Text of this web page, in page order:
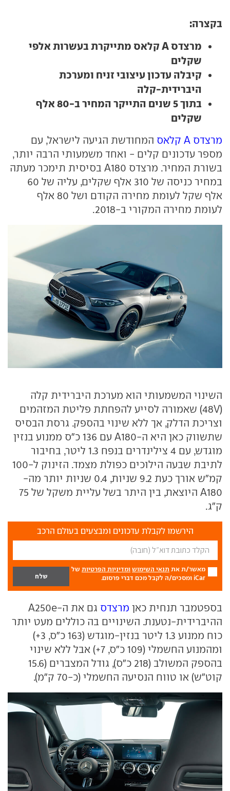
בקצרה:
מרצדס A קלאס מתייקרת בעשרות אלפי
שקלים
קיבלה עדכון עיצובי זניח ומערכת
היברידית-קלה
בתוך 5 שנים התייקר המחיר ב-80 אלף
שקלים
מרצדס A קלאס
המחודשת הגיעה לישראל, עם
מספר עדכונים קלים - ואחד משמעותי הרבה יותר,
בשורת המחיר. מרצדס A180 בסיסית תימכר מעתה
במחיר כניסה של 310 אלף שקלים, עליה של 60
אלף שקל לעומת מחירה הקודם ושל 80 אלף
לעומת מחירה המקורי ב-2018.
השינוי המשמעותי הוא מערכת היברידית קלה
(48V) שאמורה לסייע להפחתת פליטת המזהמים
וצריכת הדלק, אך ללא שינוי בהספק. גרסת הבסיס
שתשווק כאן היא ה-A180 עם 136 כ"ס ממנוע בנזין
מוגדש, עם 4 צילינדרים בנפח 1.3 ליטר, בחיבור
לתיבת שבעה הילוכים כפולת מצמד. הזינוק ל-100
קמ"ש אורך כעת 9.2 שניות, 0.4 שניות יותר מה-
A180 היוצאת, בין היתר בשל עליית משקל של 75
ק"ג.
הירשמו לקבלת עדכונים ומבצעים בעולם הרכב
מאשר/ת את תנאי השימוש ומדיניות הפרטיות של
iCar ומסכים/ה לקבל מכם דברי פרסום.
בספטמבר תנחית כאן מרצדס
גם את ה-A250e
ההיברידית-נטענת. השינויים בה כוללים מעט יותר
כוח ממנוע 1.3 ליטר בנזין-מוגדש (163 כ"ס, 3+)
ומהמנוע החשמלי (109 כ"ס, 7+) אבל ללא שינוי
בהספק המשולב (218 כ"ס), גודל המצברים (15.6
קוט"ש) או טווח הנסיעה החשמלי (כ-70 ק"מ).